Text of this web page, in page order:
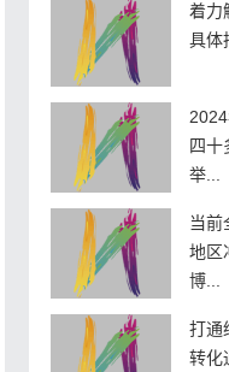
着力
具体
四十
举...
当前
地区
博...
打通
转化